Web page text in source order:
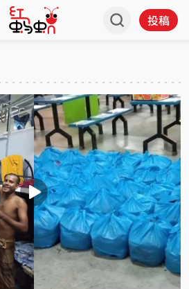
投稿